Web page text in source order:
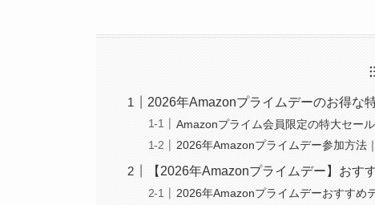
2026年Amazonプライムデーのお得な
Amazonプライム会員限定の特大セール
2026年Amazonプライムデー参加方法
【2026年Amazonプライムデー】おす
2026年Amazonプライムデーおすすめ